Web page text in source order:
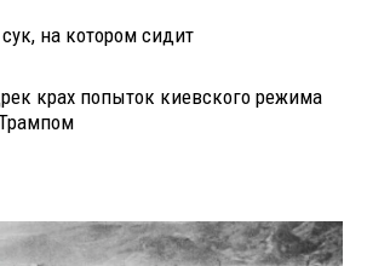
на котором сидит
крах попыток киевского режима